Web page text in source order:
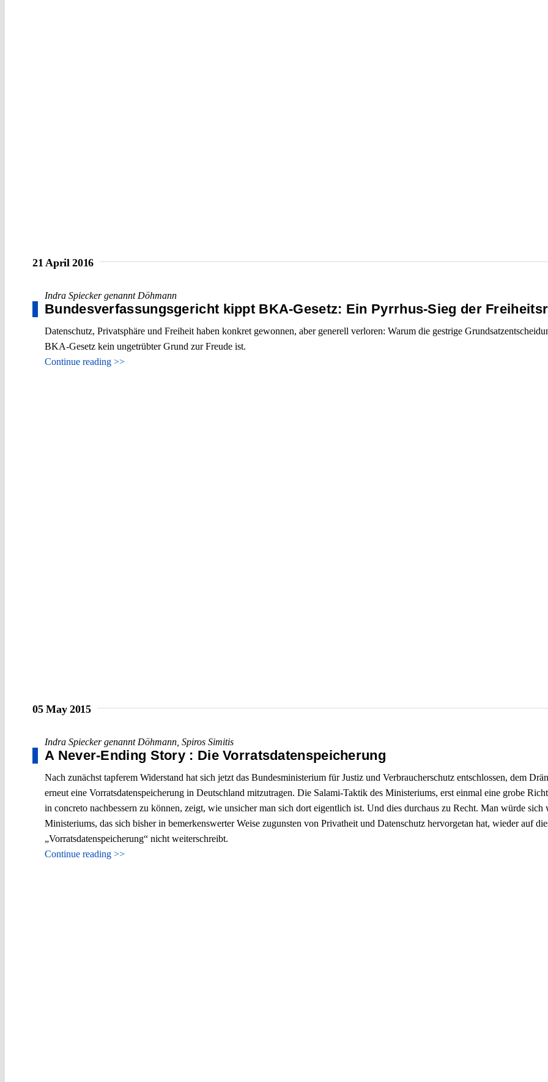
21 April 2016
Indra Spiecker genannt Döhmann
Bundesverfassungs­gericht kippt BKA-Gesetz: Ein Pyrrhus-Sieg der
Datenschutz, Privatsphäre und Freiheit haben konkret gewonnen, aber generell verloren: Warum die gestrige
BKA-Gesetz kein ungetrübter Grund zur Freude ist.
Continue reading >>
05 May 2015
Indra Spiecker genannt Döhmann Spiros Simitis
A Never-Ending Story : Die Vorratsdatenspeicherung
Nach zunächst tapferem Widerstand hat sich jetzt das Bundesministerium für Justiz und Verbraucherschutz entschlossen, dem
erneut eine Vorratsdatenspeicherung in Deutschland mitzutragen. Die Salami-Taktik des Ministeriums, erst einmal eine grobe
in concreto nachbessern zu können, zeigt, wie unsicher man sich dort eigentlich ist. Und dies durchaus zu Recht. Man würde sich
Ministeriums, das sich bisher in bemerkenswerter Weise zugunsten von Privatheit und Datenschutz hervorgetan hat, wieder auf
„Vorratsdatenspeicherung“ nicht weiterschreibt.
Continue reading >>